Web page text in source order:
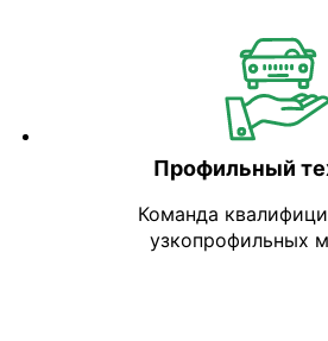
Профильный
Команда
узкопрофильных